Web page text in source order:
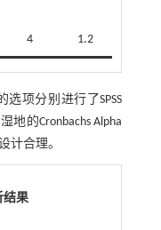
4 1.2
项分别进行了SPSS
地的Cronbachs Alpha
计合理。
结果